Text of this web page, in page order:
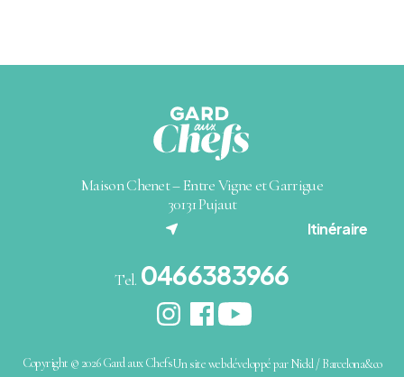
Maison Chenet – Entre Vigne et Garrigue
30131 Pujaut
Itinéraire
Tel. 0466383966
Copyright © 2026 Gard aux ChefsUn site web développé par Nickl / Barcelona&co
(nouvel onglet)